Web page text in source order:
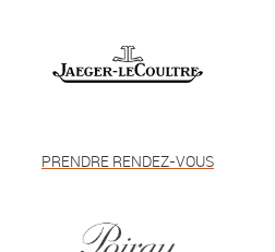
PRENDRE RENDEZ-VOUS